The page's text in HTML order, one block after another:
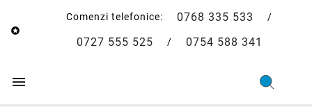

Comenzi telefonice: 0768 335 533
0727 555 525 / 0754 588 341
